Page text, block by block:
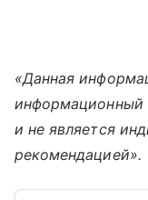
«Данная
информационный
и не является
рекомендацией».